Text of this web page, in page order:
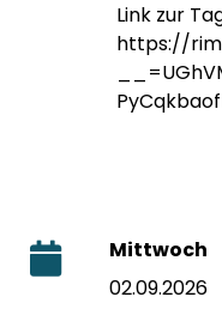
Link zur
https://
Mittwoch
02.09.2026